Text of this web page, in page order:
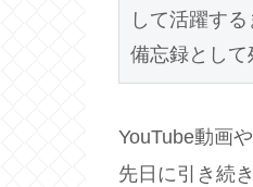
して活躍す
YouTube動画
先日に引き続